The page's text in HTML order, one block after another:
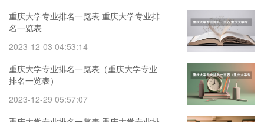
重庆大学专业排名一览表 重庆大学专业排
名一览表
2023-12-03 04:53:14
重庆大学专业排名一览表（重庆大学专业
排名一览表）
2023-12-29 05:57:07